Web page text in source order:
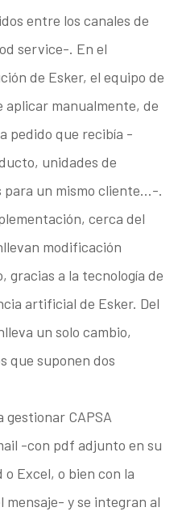
entre los canales de
service-. En el
de Esker, el equipo de
manualmente, de
pedido que recibía -
unidades de
para un mismo cliente…-.
cerca del
modificación
gracias a la tecnología de
artificial de Esker. Del
un solo cambio,
que suponen dos
gestionar CAPSA
-con pdf adjunto en su
Excel, o bien con la
mensaje- y se integran al